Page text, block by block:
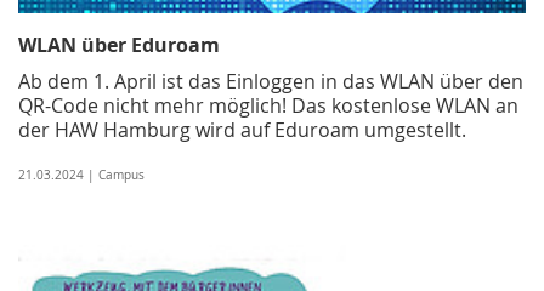
WLAN über Eduroam
Ab dem 1. April ist das Einloggen in das WLAN über den
QR-Code nicht mehr möglich! Das kostenlose WLAN an
der HAW Hamburg wird auf Eduroam umgestellt.
21.03.2024 | Campus